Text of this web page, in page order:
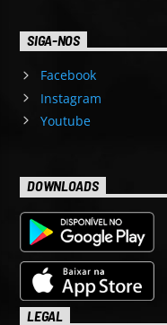
SIGA-NOS
Facebook
Instagram
Youtube
DOWNLOADS
LEGAL